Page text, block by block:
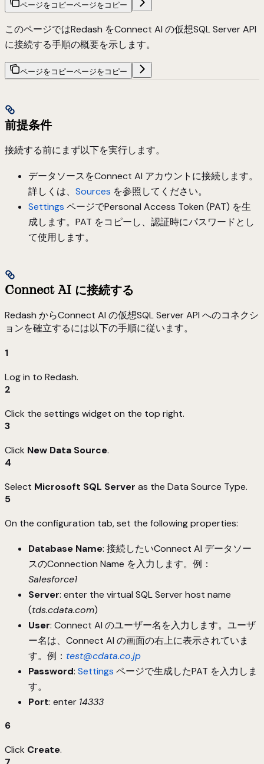
ページをコピーページをコピー
このページではRedash をConnect AI の仮想SQL Server API
に接続する手順の概要を示します。
ページをコピーページをコピー
前提条件
接続する前にまず以下を実行します。
データソースをConnect AI アカウントに接続します。
詳しくは、 Sources を参照してください。
Settings ページでPersonal Access Token (PAT) を生
成します。PAT をコピーし、認証時にパスワードとし
て使用します。
Connect AI に接続する
Redash からConnect AI の仮想SQL Server API へのコネクシ
ョンを確立するには以下の手順に従います。
1
Log in to Redash.
2
Click the settings widget on the top right.
3
Click New Data Source.
4
Select Microsoft SQL Server as the Data Source Type.
5
On the configuration tab, set the following properties:
Database Name: 接続したいConnect AI データソー
スのConnection Name を入力します。例：
Salesforce1
Server: enter the virtual SQL Server host name
(tds.cdata.com)
User: Connect AI のユーザー名を入力します。ユーザ
ー名は、Connect AI の画面の右上に表示されていま
す。例： test@cdata.co.jp
Password: Settings ページで生成したPAT を入力しま
す。
Port: enter 14333
6
Click Create.